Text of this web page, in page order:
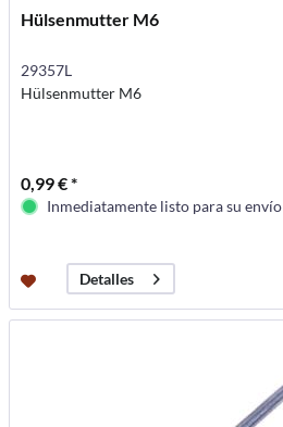
Hülsenmutter M6
29357L
Hülsenmutter M6
0,99 € *
Inmediatamente listo para su envío
Detalles